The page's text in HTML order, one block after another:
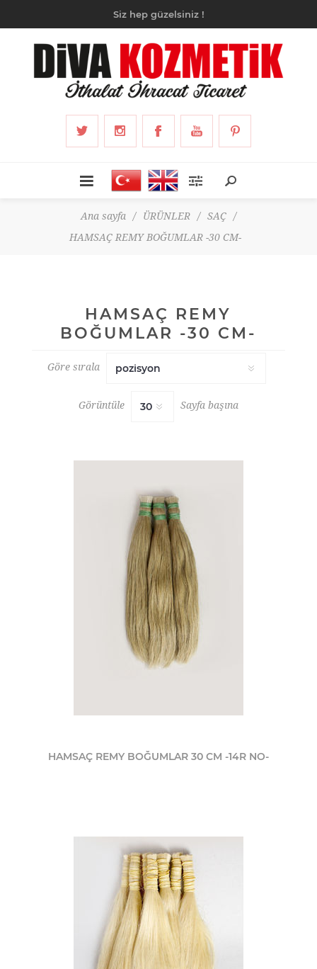
Siz hep güzelsiniz !
Ana sayfa / ÜRÜNLER / SAÇ
/
HAMSAÇ REMY BOĞUMLAR -30 CM-
HAMSAÇ REMY
BOĞUMLAR -30 CM-
Göre sırala
Görüntüle Sayfa başına
HAMSAÇ REMY BOĞUMLAR 30 CM -14R NO-